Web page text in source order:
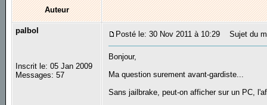
Auteur
palbol
Inscrit le: 05 Jan 2009
Messages: 57
Posté le: 30 Nov 2011 à 10:29 Sujet du
Bonjour,
Ma question surement avant-gardiste...
Sans jailbrake, peut-on afficher sur un PC,